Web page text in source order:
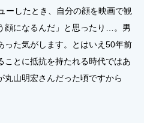
ーしたとき、自分の顔を映画で観
顔になるんだ」と思ったり…。男
った気がします。とはいえ50年前
ことに抵抗を持たれる時代ではあ
丸山明宏さんだった頃ですから